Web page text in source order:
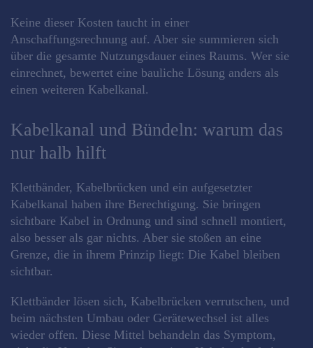
Keine dieser Kosten taucht in einer
Anschaffungsrechnung auf. Aber sie summieren sich
über die gesamte Nutzungsdauer eines Raums. Wer sie
einrechnet, bewertet eine bauliche Lösung anders als
einen weiteren Kabelkanal.
Kabelkanal und Bündeln: warum das
nur halb hilft
Klettbänder, Kabelbrücken und ein aufgesetzter
Kabelkanal haben ihre Berechtigung. Sie bringen
sichtbare Kabel in Ordnung und sind schnell montiert,
also besser als gar nichts. Aber sie stoßen an eine
Grenze, die in ihrem Prinzip liegt: Die Kabel bleiben
sichtbar.
Klettbänder lösen sich, Kabelbrücken verrutschen, und
beim nächsten Umbau oder Gerätewechsel ist alles
wieder offen. Diese Mittel behandeln das Symptom,